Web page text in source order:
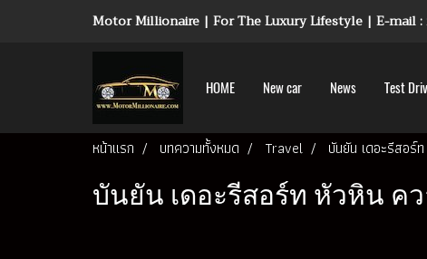
Motor Millionaire | For The Luxury Lifestyle | E-mail
HOME New car News Test
หน้าแรก บทความทั้งหมด Travel บันยัน เดอะรีสอร์
บันยัน เดอะรีสอร์ท หัวหิน ค